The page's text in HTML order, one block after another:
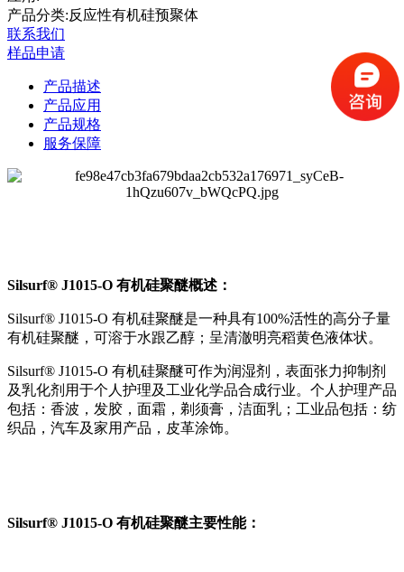
产品分类:反应性有机硅预聚体
联系我们
样品申请
产品描述
产品应用
产品规格
服务保障
Silsurf® J1015-O 有机硅聚醚概述：
Silsurf® J1015-O 有机硅聚醚是一种具有100%活性的高分子量
有机硅聚醚，可溶于水跟乙醇；呈清澈明亮稻黄色液体状。
Silsurf® J1015-O 有机硅聚醚可作为润湿剂，表面张力抑制剂
及乳化剂用于个人护理及工业化学品合成行业。个人护理产品
包括：香波，发胶，面霜，剃须膏，洁面乳；工业品包括：纺
织品，汽车及家用产品，皮革涂饰。
Silsurf® J1015-O 有机硅聚醚主要性能：